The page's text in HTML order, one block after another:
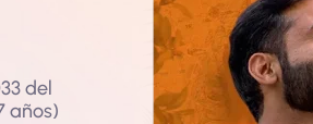
del
años)